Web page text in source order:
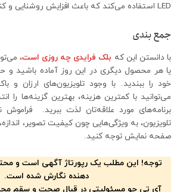
LED استفاده می‌کند که باعث افزایش روشنایی و کنتراست تصویر می‌شود.
جمع بندی
با دانستن این که بلک فرایدی چه روزی است،
یا هر محصول دیگری در این روز آماده باشید و
خود را ببندید. با وجود تلویزیون‌های ارزان و
می‌توانید با کمترین هزینه، بهترین گزینه‌ها را
برنامه‌های مورد علاقه‌تان لذت ببرید.
تلویزیون، به ویژگی‌هایی چون کیفیت تصویر،
صفحه نمایش توجه کنید.
توجه! این مطلب یک رپورتاژ آگهی است و
دهنده نگارش شده است.
آی تی جو مسئولیتی در قبال صحت و سقم